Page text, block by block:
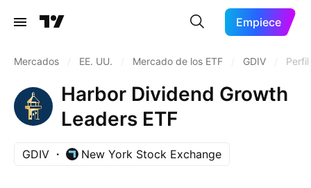
Empiece
Mercados EE. UU. Mercado de los ETF GDIV Perfil
Harbor Dividend Growth
Leaders ETF
GDIV New York Stock Exchange